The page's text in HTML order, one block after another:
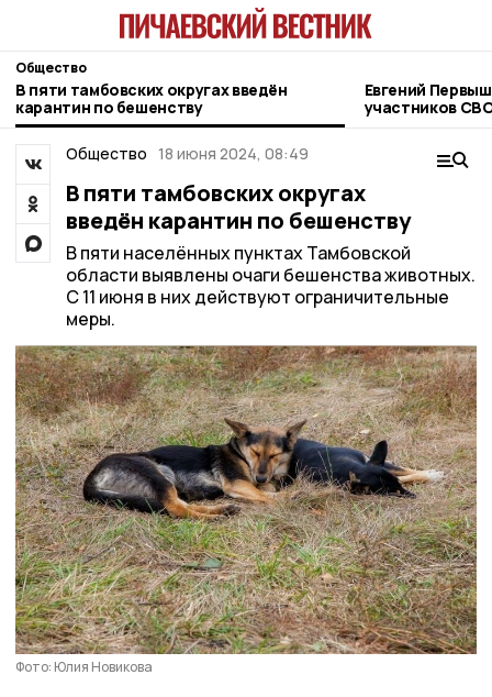
Общество
В пяти тамбовских округах введён
карантин по бешенству
Евгений
участников
фонда
Общество 18 июня 2024, 08:49
В пяти тамбовских округах
введён карантин по бешенству
В пяти населённых пунктах Тамбовской
области выявлены очаги бешенства животных.
С 11 июня в них действуют ограничительные
меры.
Фото: Юлия Новикова